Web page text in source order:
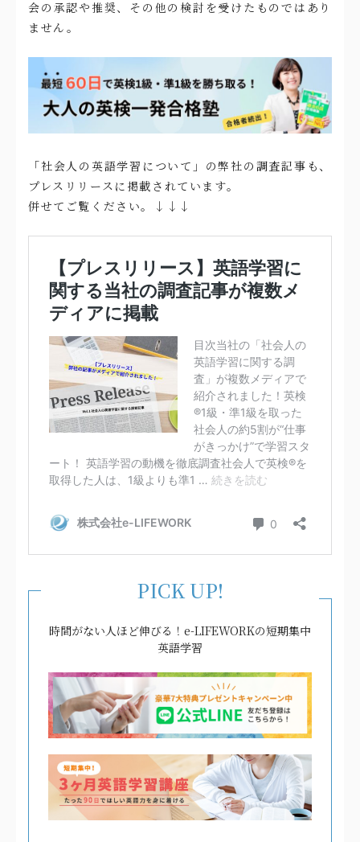
会の承認や推奨、その他の検討を受けたものではあり
ません。
「社会人の英語学習について」の弊社の調査記事も、
プレスリリースに掲載されています。
併せてご覧ください。↓↓↓
PICK UP!
時間がない人ほど伸びる！e-LIFEWORKの短期集中
英語学習